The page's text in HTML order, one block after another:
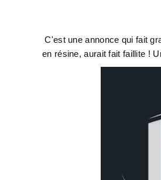
C'est une annonce qui fait
en résine, aurait fait faillite !